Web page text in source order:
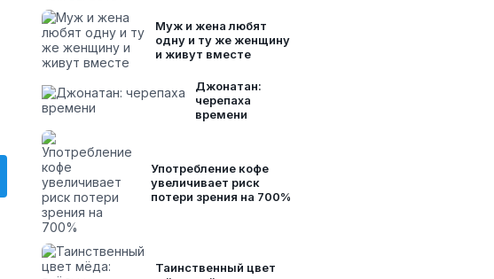
Муж и жена любят
одну и ту же женщину
и живут вместе
Джонатан:
черепаха
времени
Употребление кофе
увеличивает риск
потери зрения на 700%
Таинственный цвет